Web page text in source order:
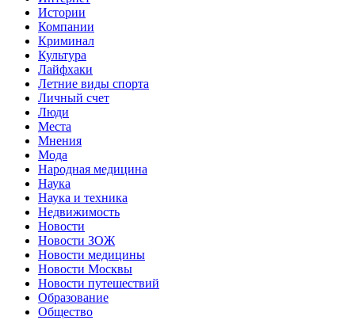
Истории
Компании
Криминал
Культура
Лайфхаки
Летние виды спорта
Личный счет
Люди
Места
Мнения
Мода
Народная медицина
Наука
Наука и техника
Недвижимость
Новости
Новости ЗОЖ
Новости медицины
Новости Москвы
Новости путешествий
Образование
Общество